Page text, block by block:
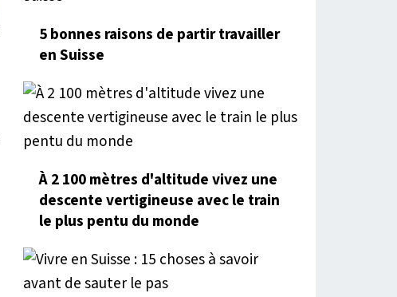
5 bonnes raisons de partir travailler
en Suisse
À 2 100 mètres d'altitude vivez une
descente vertigineuse avec le train
le plus pentu du monde